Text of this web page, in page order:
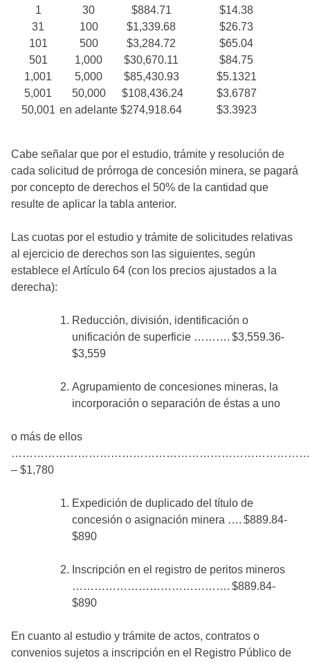
1
30 $884.71
$14.38
31
100 $1,339.68
$26.73
101
500 $3,284.72
$65.04
501
1,000 $30,670.11
$84.75
1,001
5,000 $85,430.93
$5.1321
5,001
50,000 $108,436.24
$3.6787
50,001 en adelante $274,918.64 $3.3923
Cabe señalar que por el estudio, trámite y resolución de
cada solicitud de prórroga de concesión minera, se pagará
por concepto de derechos el 50% de la cantidad que
resulte de aplicar la tabla anterior.
Las cuotas por el estudio y trámite de solicitudes relativas
al ejercicio de derechos son las siguientes, según
establece el Artículo 64 (con los precios ajustados a la
derecha):
Reducción, división, identificación o
unificación de superficie ………. $3,559.36-
$3,559
Agrupamiento de concesiones mineras, la
incorporación o separación de éstas a uno
o más de ellos
……………………………………………………………………….
– $1,780
Expedición de duplicado del título de
concesión o asignación minera …. $889.84-
$890
Inscripción en el registro de peritos mineros
……………………………………. $889.84-
$890
En cuanto al estudio y trámite de actos, contratos o
convenios sujetos a inscripción en el Registro Público de